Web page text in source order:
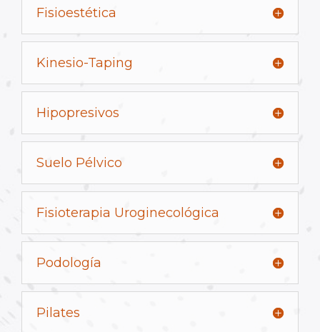
Fisioestética
Kinesio-Taping
Hipopresivos
Suelo Pélvico
Fisioterapia Uroginecológica
Podología
Pilates